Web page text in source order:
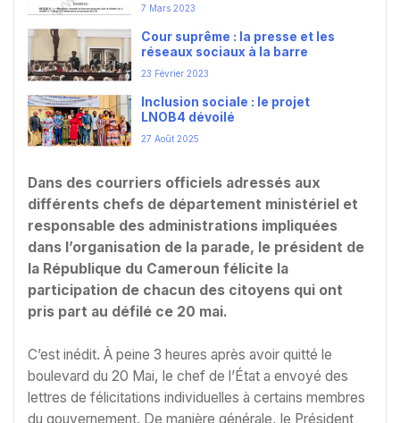
7 Mars 2023
Cour suprême : la presse et les
réseaux sociaux à la barre
23 Février 2023
Inclusion sociale : le projet
LNOB4 dévoilé
27 Août 2025
Dans des courriers officiels adressés aux
différents chefs de département ministériel et
responsable des administrations impliquées
dans l’organisation de la parade, le président de
la République du Cameroun félicite la
participation de chacun des citoyens qui ont
pris part au défilé ce 20 mai.
C’est inédit. À peine 3 heures après avoir quitté le
boulevard du 20 Mai, le chef de l’État a envoyé des
lettres de félicitations individuelles à certains membres
du gouvernement. De manière générale, le Président